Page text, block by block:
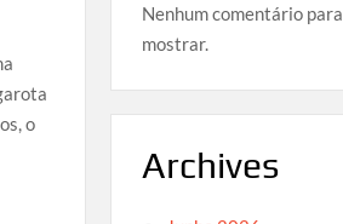
o
Nenhum comentário para
mostrar.
Archives